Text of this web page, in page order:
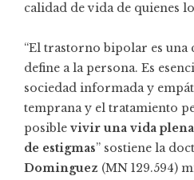
calidad de vida de quienes
“El trastorno bipolar es una
define a la persona. Es
sociedad informada y
temprana y el tratamiento
posible vivir una vida
de estigmas” sostiene la
Dominguez (MN 129.594)